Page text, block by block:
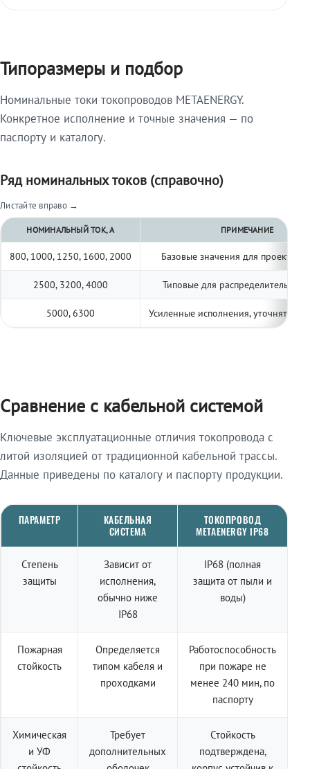
Типоразмеры и подбор
Номинальные токи токопроводов METAENERGY.
Конкретное исполнение и точные значения — по
паспорту и каталогу.
Ряд номинальных токов (справочно)
Листайте вправо →
НОМИНАЛЬНЫЙ ТОК, А ПРИМЕЧАНИЕ
800, 1000, 1250, 1600, 2000 Базовые значения для
2500, 3200, 4000 Типовые для распределительных
5000, 6300 Усиленные исполнения, уточнять по
Сравнение с кабельной системой
Ключевые эксплуатационные отличия токопровода с
литой изоляцией от традиционной кабельной трассы.
Данные приведены по каталогу и паспорту продукции.
ПАРАМЕТР
КАБЕЛЬНАЯ
СИСТЕМА
ТОКОПРОВОД
METAENERGY IP68
Степень
защиты
Зависит от
исполнения,
обычно ниже
IP68
IP68 (полная
защита от пыли и
воды)
Пожарная
стойкость
Определяется
типом кабеля и
проходками
Работоспособность
при пожаре не
менее 240 мин, по
паспорту
Химическая
и УФ
Требует
дополнительных
Стойкость
подтверждена,